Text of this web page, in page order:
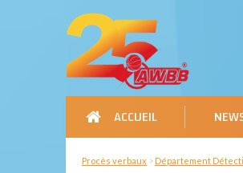
ACCUEIL
Procès verbaux >Département